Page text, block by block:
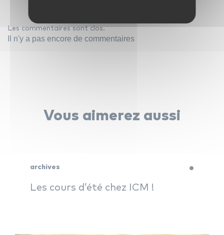
Les commentaires sont clos.
Il n'y a pas encore de commentaires
Vous aimerez aussi
archives
Les cours d’été chez ICM !